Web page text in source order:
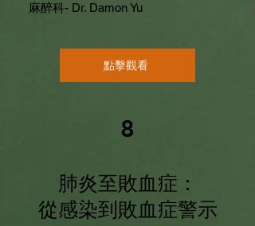
麻醉科- Dr. Damon Yu
點擊觀看
8
肺炎至敗血症：
從感染到敗血症警示